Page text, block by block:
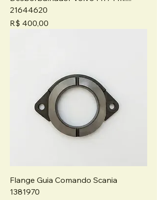
21644620
Preço
R$ 400,00
Flange Guia Comando Scania
1381970